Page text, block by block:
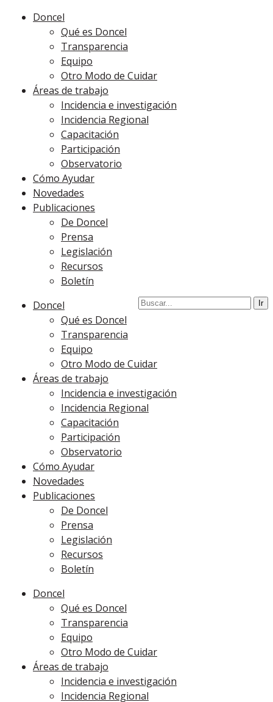
Doncel
Qué es Doncel
Transparencia
Equipo
Otro Modo de Cuidar
Áreas de trabajo
Incidencia e investigación
Incidencia Regional
Capacitación
Participación
Observatorio
Cómo Ayudar
Novedades
Publicaciones
De Doncel
Prensa
Legislación
Recursos
Boletín
Doncel
Qué es Doncel
Transparencia
Equipo
Otro Modo de Cuidar
Áreas de trabajo
Incidencia e investigación
Incidencia Regional
Capacitación
Participación
Observatorio
Cómo Ayudar
Novedades
Publicaciones
De Doncel
Prensa
Legislación
Recursos
Boletín
Doncel
Qué es Doncel
Transparencia
Equipo
Otro Modo de Cuidar
Áreas de trabajo
Incidencia e investigación
Incidencia Regional